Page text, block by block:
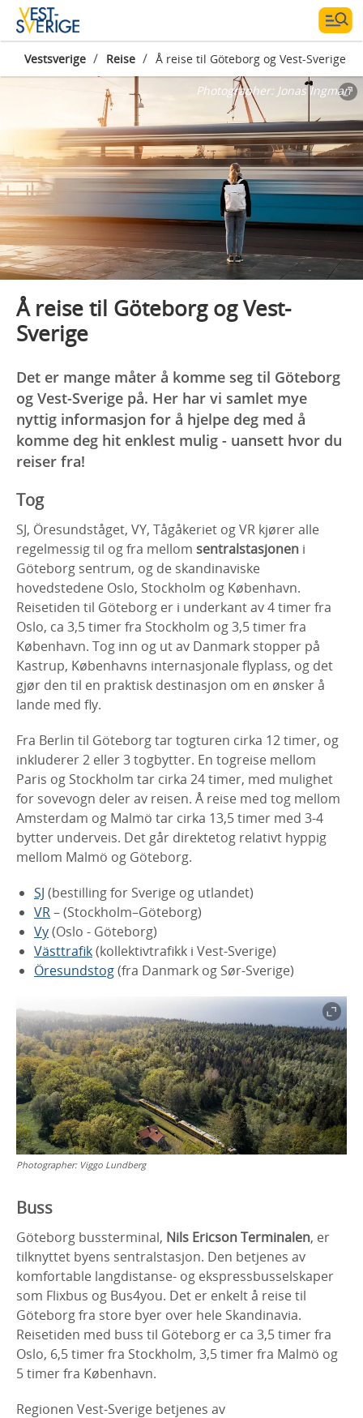
Vestsverige / Reise / Å reise til Göteborg og Vest-Sverige
Photographer: Jonas Ingman
Å reise til Göteborg og Vest-
Sverige
Det er mange måter å komme seg til Göteborg
og Vest-Sverige på. Her har vi samlet mye
nyttig informasjon for å hjelpe deg med å
komme deg hit enklest mulig - uansett hvor du
reiser fra!
Tog
SJ, Öresundståget, VY, Tågåkeriet og VR kjører alle
regelmessig til og fra mellom sentralstasjonen i
Göteborg sentrum, og de skandinaviske
hovedstedene Oslo, Stockholm og København.
Reisetiden til Göteborg er i underkant av 4 timer fra
Oslo, ca 3,5 timer fra Stockholm og 3,5 timer fra
København. Tog inn og ut av Danmark stopper på
Kastrup, Københavns internasjonale flyplass, og det
gjør den til en praktisk destinasjon om en ønsker å
lande med fly.
Fra Berlin til Göteborg tar togturen cirka 12 timer, og
inkluderer 2 eller 3 togbytter. En togreise mellom
Paris og Stockholm tar cirka 24 timer, med mulighet
for sovevogn deler av reisen. Å reise med tog mellom
Amsterdam og Malmö tar cirka 13,5 timer med 3-4
bytter underveis. Det går direktetog relativt hyppig
mellom Malmö og Göteborg.
SJ (bestilling for Sverige og utlandet)
VR– (Stockholm–Göteborg)
Vy(Oslo - Göteborg)
Västtrafik(kollektivtrafikk i Vest-Sverige)
Öresundstog(fra Danmark og Sør-Sverige)
Photographer: Viggo Lundberg
Buss
Göteborg bussterminal, Nils Ericson Terminalen, er
tilknyttet byens sentralstasjon. Den betjenes av
komfortable langdistanse- og ekspressbusselskaper
som Flixbus og Bus4you. Det er enkelt å reise til
Göteborg fra store byer over hele Skandinavia.
Reisetiden med buss til Göteborg er ca 3,5 timer fra
Oslo, 6,5 timer fra Stockholm, 3,5 timer fra Malmö og
5 timer fra København.
Regionen Vest-Sverige betjenes av